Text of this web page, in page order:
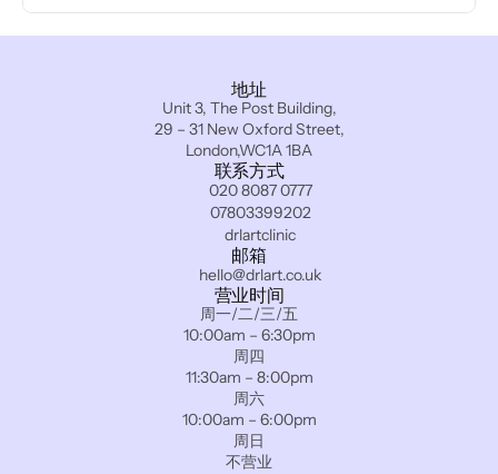
地址
Unit 3, The Post Building,
29 – 31 New Oxford Street,
London,WC1A 1BA
联系方式
020 8087 0777
07803399202
drlartclinic
邮箱
hello@drlart.co.uk
营业时间
周一/二/三/五
10:00am – 6:30pm
周四
11:30am – 8:00pm
周六
10:00am – 6:00pm
周日
不营业